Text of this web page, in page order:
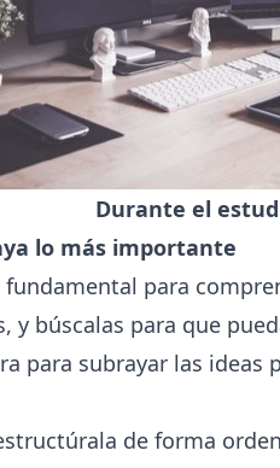
Durante el
lo más importante
para
y búscalas para que
para subrayar las ideas
de forma